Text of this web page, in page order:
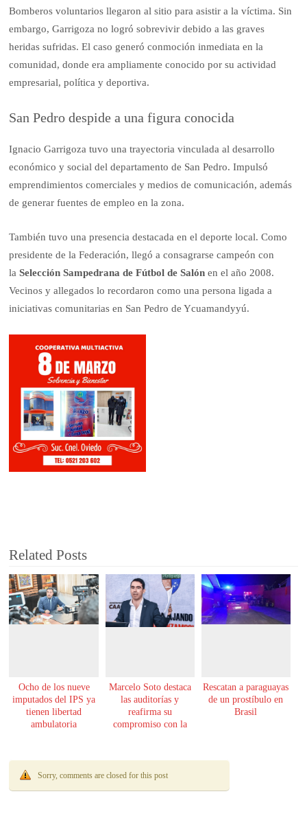
Bomberos voluntarios llegaron al sitio para asistir a la víctima. Sin
embargo, Garrigoza no logró sobrevivir debido a las graves
heridas sufridas. El caso generó conmoción inmediata en la
comunidad, donde era ampliamente conocido por su actividad
empresarial, política y deportiva.
San Pedro despide a una figura conocida
Ignacio Garrigoza tuvo una trayectoria vinculada al desarrollo
económico y social del departamento de San Pedro. Impulsó
emprendimientos comerciales y medios de comunicación, además
de generar fuentes de empleo en la zona.
También tuvo una presencia destacada en el deporte local. Como
presidente de la Federación, llegó a consagrarse campeón con
laSelección Sampedrana de Fútbol de Salón en el año 2008.
Vecinos y allegados lo recordaron como una persona ligada a
iniciativas comunitarias en San Pedro de Ycuamandyyú.
Related Posts
Ocho de los nueve
imputados del IPS ya
tienen libertad
ambulatoria
Marcelo Soto destaca
las auditorías y
reafirma su
compromiso con la
Rescatan a paraguayas
de un prostíbulo en
Brasil
Sorry, comments are closed for this post